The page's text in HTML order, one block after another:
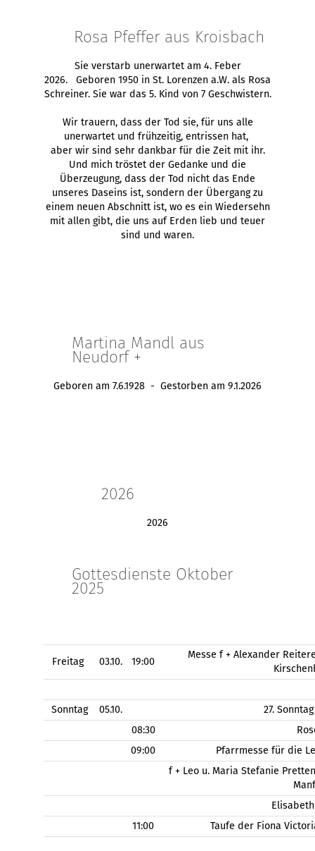
Rosa Pfeffer aus Kroisbach
Sie verstarb unerwartet am 4. Feber
2026. Geboren 1950 in St. Lorenzen a.W. als Rosa
Schreiner. Sie war das 5. Kind von 7 Geschwistern.
Wir trauern, dass der Tod sie, für uns alle
unerwartet und frühzeitig, entrissen hat,
aber wir sind sehr dankbar für die Zeit mit ihr.
Und mich tröstet der Gedanke und die
Überzeugung, dass der Tod nicht das Ende
unseres Daseins ist, sondern der Übergang zu
einem neuen Abschnitt ist, wo es ein Wiedersehn
mit allen gibt, die uns auf Erden lieb und teuer
sind und waren.
Martina Mandl aus
Neudorf +
Geboren am 7.6.1928 - Gestorben am 9.1.2026
2026
2026
Gottesdienste Oktober
2025
Freitag 03.10. 19:00
Messe f + Alexander
Sonntag 05.10.
27.
08:30
09:00
Pfarrmesse für die
f + Leo u. Maria Stefanie
11:00
Taufe der Fiona